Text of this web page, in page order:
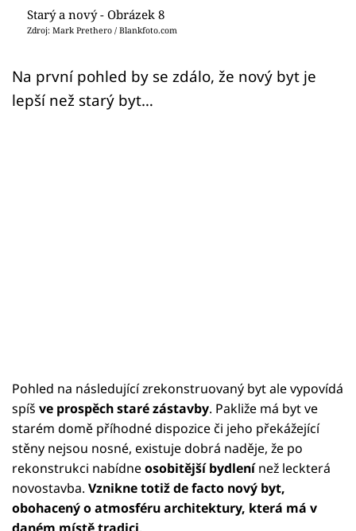
Sledujte nás
Starý a nový - Obrázek 8
Zdroj: Mark Prethero / Blankfoto.com
Na první pohled by se zdálo, že nový byt je
lepší než starý byt…
Pohled na následující zrekonstruovaný byt ale vypovídá
spíš ve prospěch staré zástavby. Pakliže má byt ve
starém domě příhodné dispozice či jeho překážející
stěny nejsou nosné, existuje dobrá naděje, že po
rekonstrukci nabídneosobitější bydlenínež leckterá
novostavba. Vznikne totiž de facto nový byt,
obohacený o atmosféru architektury, která má v